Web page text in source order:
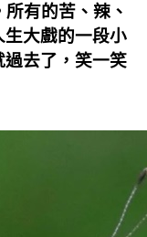
有的苦、辣、
大戲的一段小
去了，笑一笑